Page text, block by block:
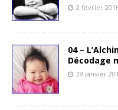
2 février
04 –
Décodage
29 janvier